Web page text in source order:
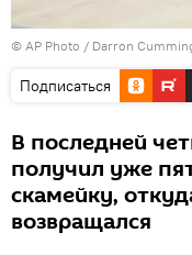
© AP Photo / Darron
Подписаться
В последней
получил уже
скамейку,
возвращался